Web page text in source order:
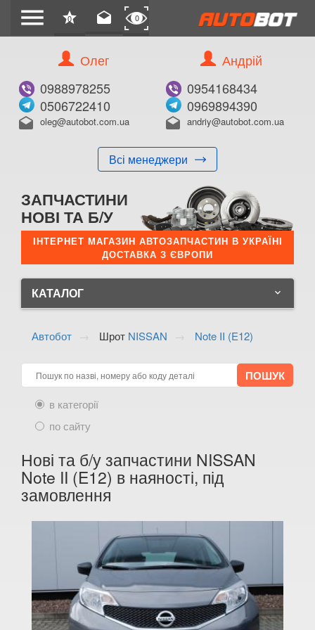
menu star
0 drafts 0
Олег
0988978255
0506722410
drafts oleg@autobot.com.ua
Всі менеджери
Андрій
0954168434
0969894390
drafts andriy@autobot.com.ua
ЗАПЧАСТИНИ
НОВІ ТА Б/У
ІНТЕРНЕТ МАГАЗИН АВТОЗАПЧАСТИН В УКРАЇНІ
ДОСТАВКА З ЄВРОПИ
КАТАЛОГ keyboard_arrow_down
BMW keyboard_arrow_down
CITROEN
FORD
HONDA
JEEP keyboard_arrow_down
KIA keyboard_arrow_down
Автобот Шрот NISSAN Note II (E12)
в категорії
по сайту
Нові та б/у запчастини NISSAN
Note II (E12) в наяності, під
замовлення